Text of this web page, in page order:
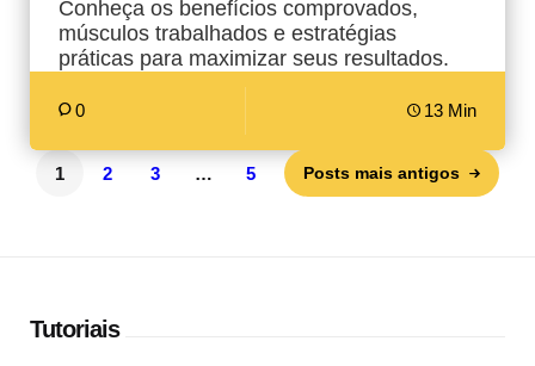
Conheça os benefícios comprovados,
músculos trabalhados e estratégias
práticas para maximizar seus resultados.
0 13 Min
1 2 3 … 5 Posts mais antigos
Tutoriais